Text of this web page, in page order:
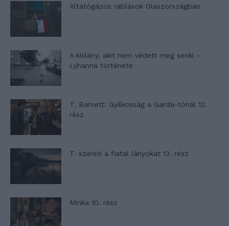
Altatógázos rablások Olaszországban
A kislány, akit nem védett meg senki –
Lyhanna története
T. Barnett: Gyilkosság a Garda-tónál 12.
rész
T. szereti a fiatal lányokat 13. rész
Minka 10. rész